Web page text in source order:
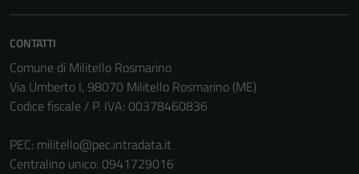
CONTATTI
Comune di Militello Rosmarino
Via Umberto I, 98070 Militello Rosmarino (ME)
Codice fiscale / P. IVA: 00378460836
PEC: militello@pec.intradata.it
Centralino unico: 0941729016
sono necessari
possono
essere